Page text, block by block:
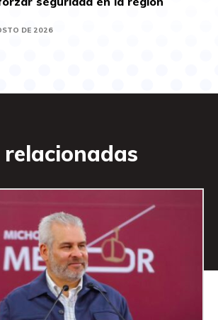
DE 2026